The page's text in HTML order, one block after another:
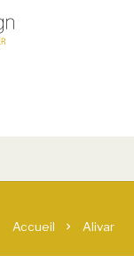
Accueil chevron_right Alivar